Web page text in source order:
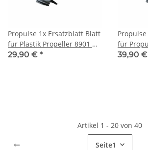
Propulse 1x Ersatzblatt Blatt
für Plastik Propeller 8901 &
8902
29,90 € *
für
9902 &
39,90 €
Artikel 1 - 20 von 40
Seite1